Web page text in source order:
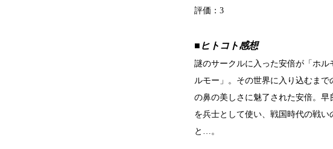
評価： 3
■ヒトコト感想
謎のサークルに入った安倍が「ホ
ルモー」。その世界に入り込むま
の鼻の美しさに魅了された安倍。
を兵士として使い、戦国時代の戦
と…。